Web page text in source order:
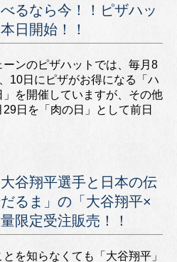
るなら今！！ピザハッ
日開始！！
ーンのピザハットでは、毎月8
10日にピザがお得になる「ハ
」を開催していますが、その他
29日を「肉の日」として前日
谷翔平選手と日本の伝
るま」の「大谷翔平×
限定受注販売！！
を知らなくても「大谷翔平」